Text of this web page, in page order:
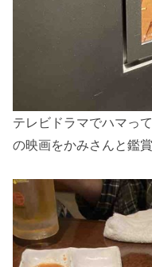
テレビドラマでハマっ
の映画をかみさんと鑑賞